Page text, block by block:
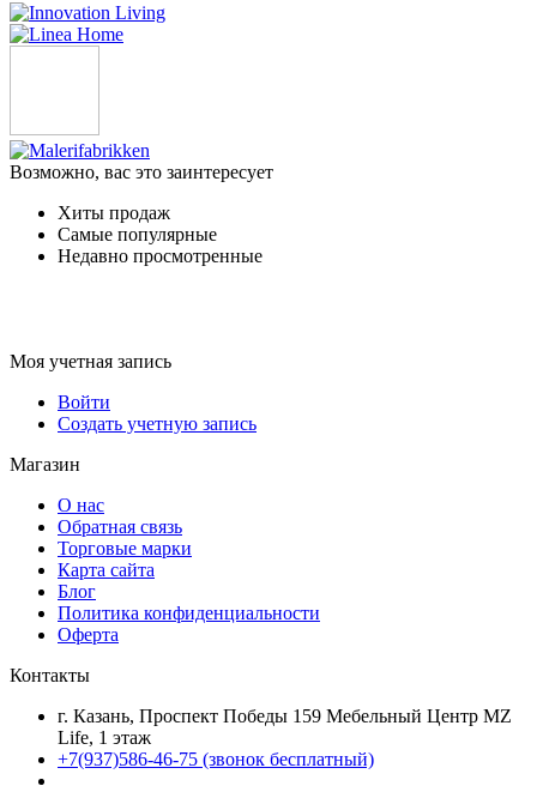
Возможно, вас это заинтересует
Хиты продаж
Самые популярные
Недавно просмотренные
Моя учетная запись
Войти
Создать учетную запись
Магазин
О нас
Обратная связь
Торговые марки
Карта сайта
Блог
Политика конфиденциальности
Оферта
Контакты
г. Казань, Проспект Победы 159 Мебельный Центр MZ
Life, 1 этаж
+7(937)586-46-75 (звонок бесплатный)